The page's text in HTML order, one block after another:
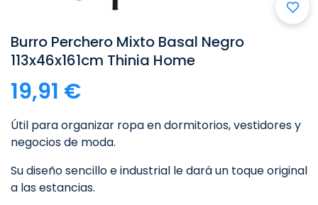
Burro Perchero Mixto Basal Negro
113x46x161cm Thinia Home
19,91 €
Útil para organizar ropa en dormitorios, vestidores y
negocios de moda.
Su diseño sencillo e industrial le dará un toque original
a las estancias.